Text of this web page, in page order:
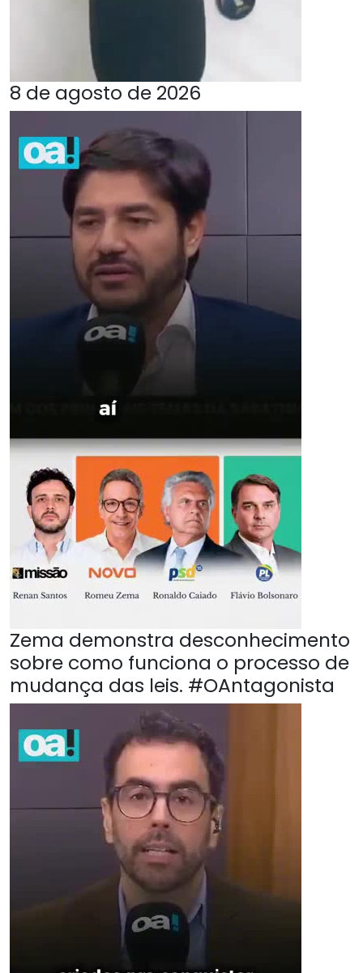
8 de agosto de 2026
Zema demonstra desconhecimento
sobre como funciona o processo de
mudança das leis. #OAntagonista